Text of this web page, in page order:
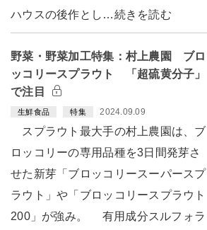
ハウスの後作とし…続きを読む
野菜・野菜加工特集：村上農園 ブロ
ッコリースプラウト 「超硫黄分子」
で注目
生鮮食品 特集 2024.09.09
スプラウト最大手の村上農園は、ブ
ロッコリーの専用品種を3日間発芽さ
せた新芽「ブロッコリースーパースプ
ラウト」や「ブロッコリースプラウト
200」が強み。 有用成分スルフォラ